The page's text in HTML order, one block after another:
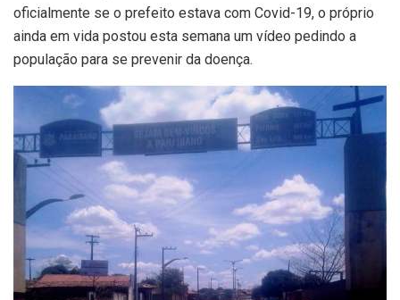
oficialmente se o prefeito estava com Covid-19, o próprio
ainda em vida postou esta semana um vídeo pedindo a
população para se prevenir da doença.